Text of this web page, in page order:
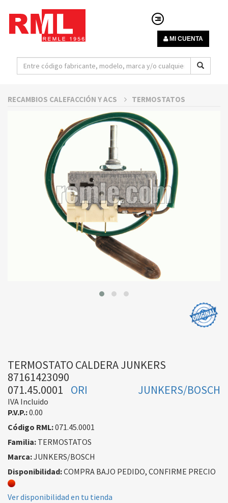
MI CUENTA
RECAMBIOS CALEFACCIÓN Y ACS TERMOSTATOS
TERMOSTATO CALDERA JUNKERS
87161423090
071.45.0001
JUNKERS/BOSCH
ORI
IVA Incluido
P.V.P.:0.00
Código RML:071.45.0001
Familia: TERMOSTATOS
Marca:JUNKERS/BOSCH
Disponibilidad:COMPRA BAJO PEDIDO, CONFIRME PRECIO
Ver disponibilidad en tu tienda